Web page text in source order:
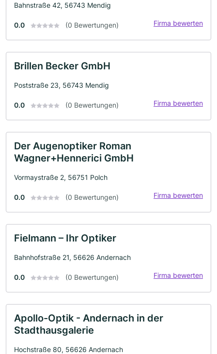
Bahnstraße 42, 56743 Mendig
0.0 (0 Bewertungen) Firma bewerten
Brillen Becker GmbH
Poststraße 23, 56743 Mendig
0.0 (0 Bewertungen) Firma bewerten
Der Augenoptiker Roman
Wagner+Hennerici GmbH
Vormaystraße 2, 56751 Polch
0.0 (0 Bewertungen) Firma bewerten
Fielmann – Ihr Optiker
Bahnhofstraße 21, 56626 Andernach
0.0 (0 Bewertungen) Firma bewerten
Apollo-Optik - Andernach in der
Stadthausgalerie
Hochstraße 80, 56626 Andernach